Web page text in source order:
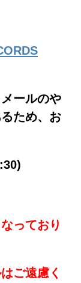
ールのや
ため、お
っており
ご遠慮く